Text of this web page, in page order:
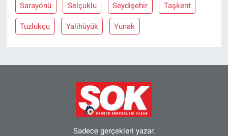
Sarayönü Selçuklu Seydişehir Taşkent
Tuzlukçu Yalihüyük Yunak
Sadece gerçekleri yazar.